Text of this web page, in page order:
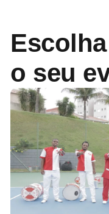
o seu